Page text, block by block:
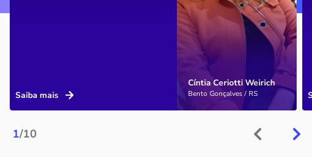
1/10
Cíntia Ceriotti Weirich
Bento Gonçalves / RS
Saiba mais